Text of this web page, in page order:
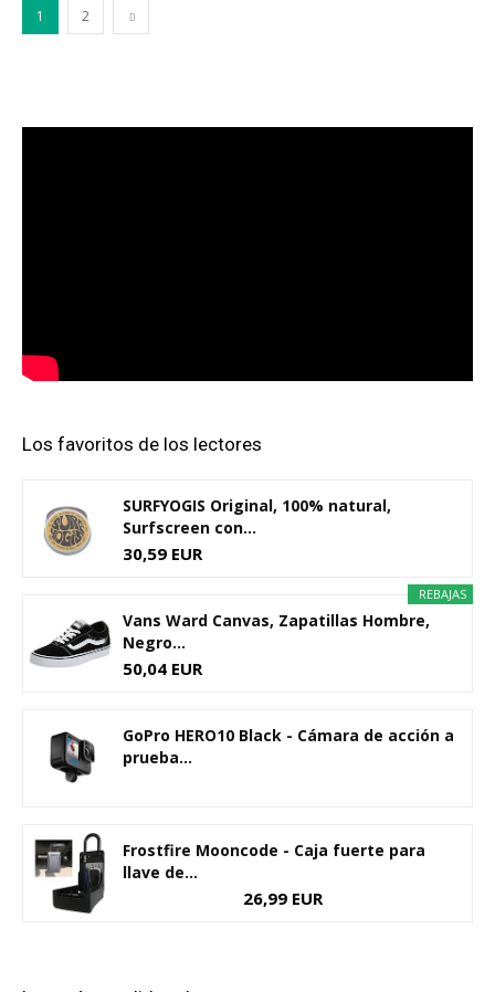
1 2
Los favoritos de los lectores
SURFYOGIS Original, 100% natural,
Surfscreen con...
30,59 EUR
REBAJAS
Vans Ward Canvas, Zapatillas Hombre,
Negro...
50,04 EUR
GoPro HERO10 Black - Cámara de acción a
prueba...
Frostfire Mooncode - Caja fuerte para
llave de...
26,99 EUR